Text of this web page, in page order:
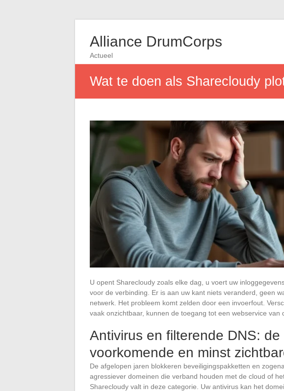
Alliance DrumCorps
Actueel
Wat te doen als Sharecloudy
U opent Sharecloudy zoals elke dag, u voert uw
voor de verbinding. Er is aan uw kant niets veranderd, geen
netwerk. Het probleem komt zelden door een invoerfout.
vaak onzichtbaar, kunnen de toegang tot een webservice van
Antivirus en filterende DNS: de
voorkomende en minst
De afgelopen jaren blokkeren beveiligingspakketten en
agressiever domeinen die verband houden met de cloud of
Sharecloudy valt in deze categorie. Uw antivirus kan het